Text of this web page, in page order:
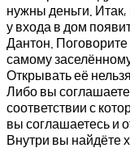
нужны деньги.
у входа в дом
Дантон.
самому
Открывать её
Либо вы
соответствии с
вы соглашаетесь и
Внутри вы найдёте